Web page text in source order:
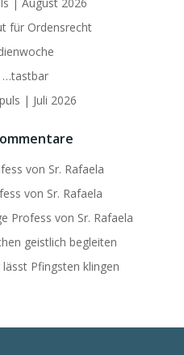
für Ordensrecht
…tastbar
| Juli 2026
von Sr. Rafaela
von Sr. Rafaela
Profess von Sr. Rafaela
geistlich begleiten
Pfingsten klingen